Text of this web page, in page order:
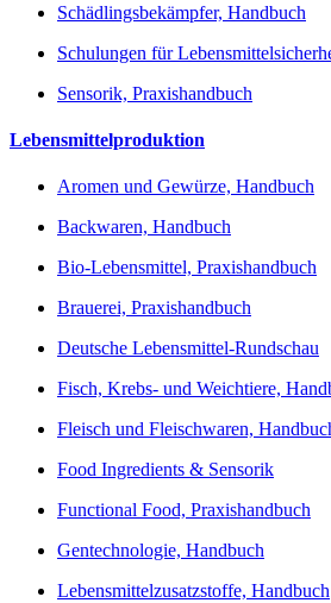
Schädlingsbekämpfer, Handbuch
Schulungen für
Sensorik, Praxishandbuch
Lebensmittelproduktion
Aromen und Gewürze, Handbuch
Backwaren, Handbuch
Bio-Lebensmittel, Praxishandbuch
Brauerei, Praxishandbuch
Deutsche Lebensmittel-Rundschau
Fisch, Krebs- und Weichtiere,
Fleisch und Fleischwaren,
Food Ingredients & Sensorik
Functional Food, Praxishandbuch
Gentechnologie, Handbuch
Lebensmittelzusatzstoffe, Handbuch